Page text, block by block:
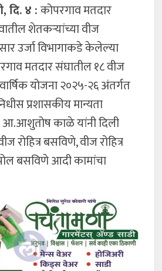
दि. ४ :कोपरगाव मतदार
शेतकऱ्यांच्या वीज
उर्जा विभागाकडे केलेल्या
मतदार संघातील १८ वीज
वार्षिक योजना २०२५-२६ अंतर्गत
प्रशासकीय मान्यता
आ.आशुतोष काळे यांनी दिली
रोहित्र बसविणे, वीज रोहित्र
बसविणे आदी कामांचा